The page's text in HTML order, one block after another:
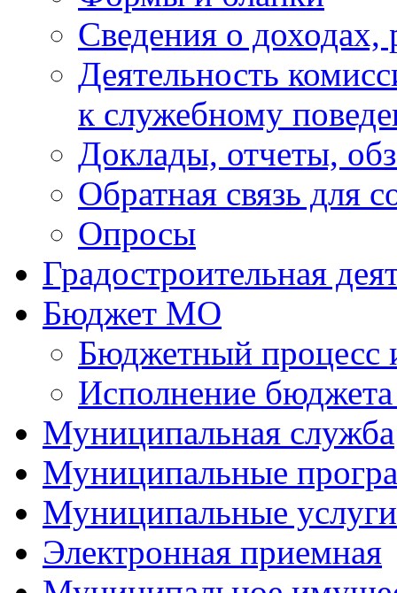
Сведения о доходах,
Деятельность
к служебному
Доклады, отчеты,
Обратная связь для
Опросы
Градостроительная
Бюджет МО
Бюджетный процесс
Исполнение
Муниципальная служба
Муниципальные
Муниципальные услуги
Электронная приемная